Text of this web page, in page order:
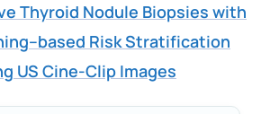
Thyroid Nodule Biopsies with
Risk Stratification
US Cine-Clip Images